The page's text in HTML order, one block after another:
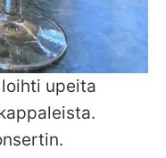
upeita